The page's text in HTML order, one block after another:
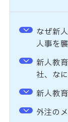
なぜ新
人事を
新人教
社、な
新人教
外注の